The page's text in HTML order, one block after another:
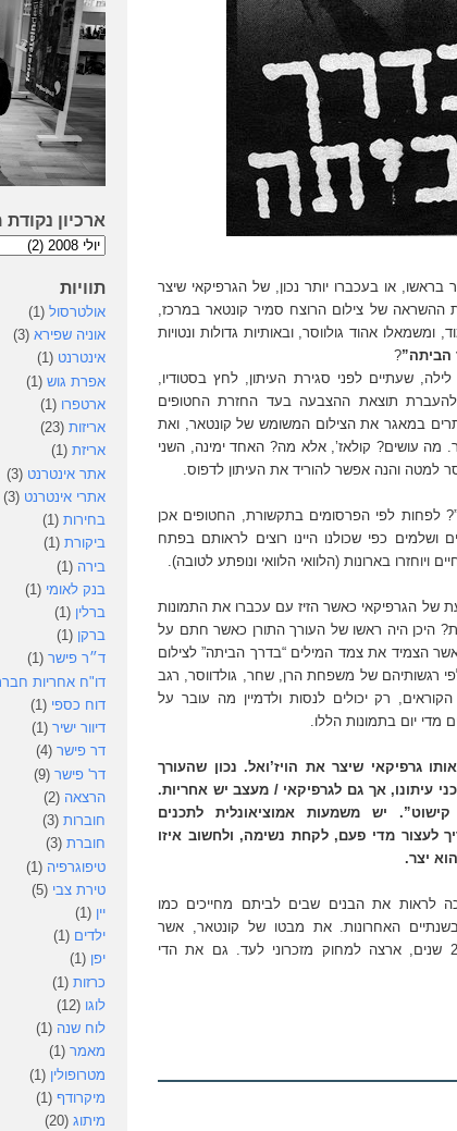
או בעכברו יותר נכון, של הגרפיקאי שיצר
ההשראה של צילום הרוצח סמיר קונטאר במרכז,
ומשמאלו אהוד גולווסר, ובאותיות גדולות ונטויות
הביתה”?
שעתיים לפני סגירת העיתון, לחץ בסטודיו,
להעברת תוצאת ההצבעה בעד החזרת החטופים
במאגר את הצילום המשומש של קונטאר, ואת
מה עושים? קולאז’, אלא מה? האחד ימינה, השני
והנה אפשר להוריד את העיתון לדפוס.
לפחות לפי הפרסומים בתקשורת, החטופים אכן
ושלמים כפי שכולנו היינו רוצים לראותם בפתח
ויוחזרו בארונות (הלוואי הלוואי ונופתע לטובה).
של הגרפיקאי כאשר הזיז עם עכברו את התמונות
היכן היה ראשו של העורך התורן כאשר חתם על
הצמיד את צמד המילים “בדרך הביתה” לצילום
רגשותיהם של משפחת הרן, שחר, גולדווסר, רגב
הקוראים, רק יכולים לנסות ולדמיין מה עובר על
יום בתמונות הללו.
גרפיקאי שיצר את הויז’ואל. נכון שהעורך
עיתונו, אך גם לגרפיקאי / מעצב יש אחריות.
יש משמעות אמוציאונלית לתכנים
לעצור מדי פעם, לקחת נשימה, ולחשוב איזו
יצר.
לראות את הבנים שבים לביתם מחייכים כמו
בשנתיים האחרונות. את מבטו של קונטאר, אשר
הסתובב ליד ביתי לפני 29 שנים, ארצה למחוק מזכרוני לעד. גם את הדי
ארכיון
תוויות
אולטרסול (1)
אוניה שפירא (3)
אינטרנט (1)
אפרת גוש (1)
ארטפרו (1)
אריזות (23)
אריזת (1)
אתר אינטרנט (3)
אתרי אינטרנט (3)
בחירות (1)
ביקורת (1)
בירה (1)
בנק לאומי (1)
ברלין (1)
ברקן (1)
ד״ר פישר (1)
דו"ח אחריות
דוח כספי (1)
דיוור ישיר (1)
דר פישר (4)
דר' פישר (9)
הרצאה (2)
חוברות (3)
חוברת (3)
טיפוגרפיה (1)
טירת צבי (5)
יין (1)
ילדים (1)
יפן (1)
כרזות (1)
לוגו (12)
לוח שנה (1)
מאמר (1)
מטרופולין (1)
מיקרודף (1)
מיתוג (20)